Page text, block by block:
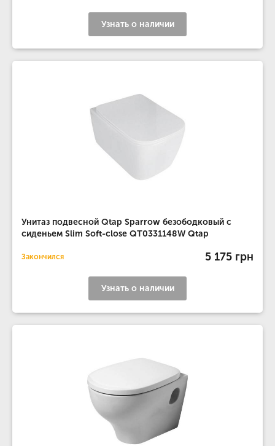
Узнать о наличии
Унитаз подвесной Qtap Sparrow безободковый с
сиденьем Slim Soft-close QT0331148W Qtap
Закончился 5 175 грн
Узнать о наличии